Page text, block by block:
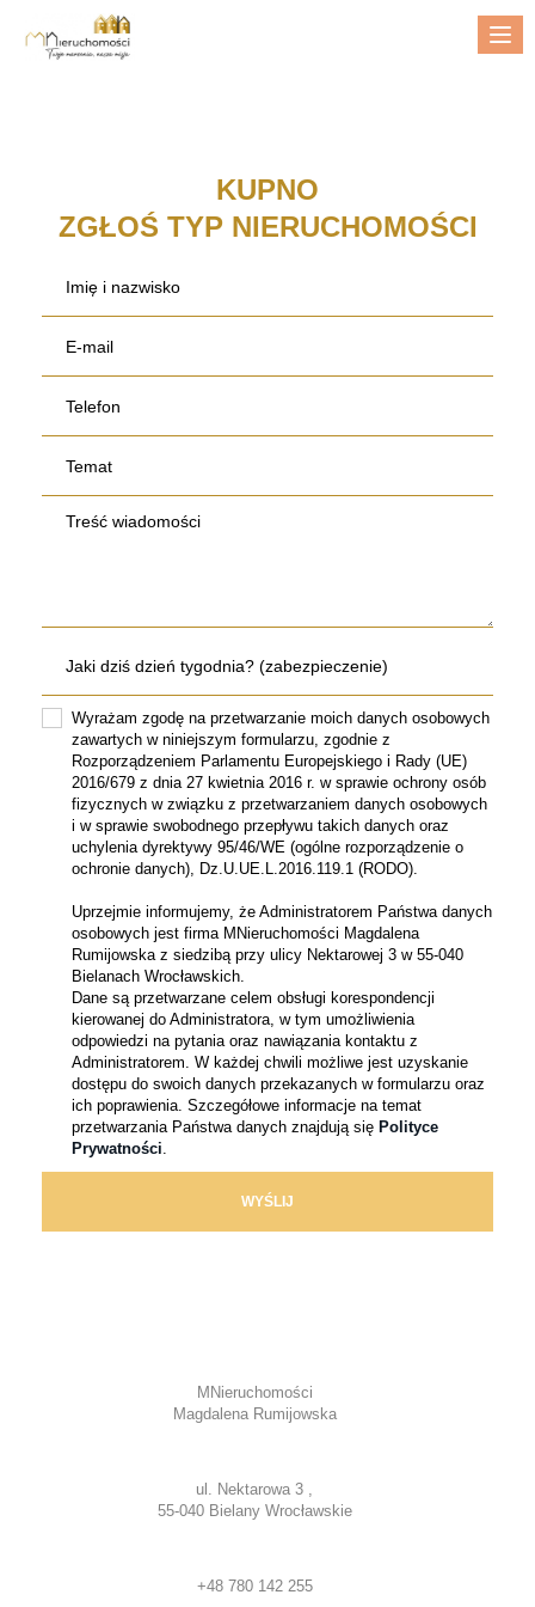
KUPNO
ZGŁOŚ TYP NIERUCHOMOŚCI
Wyrażam zgodę na przetwarzanie moich danych osobowych
zawartych w niniejszym formularzu, zgodnie z
Rozporządzeniem Parlamentu Europejskiego i Rady (UE)
2016/679 z dnia 27 kwietnia 2016 r. w sprawie ochrony osób
fizycznych w związku z przetwarzaniem danych osobowych
i w sprawie swobodnego przepływu takich danych oraz
uchylenia dyrektywy 95/46/WE (ogólne rozporządzenie o
ochronie danych), Dz.U.UE.L.2016.119.1 (RODO).
Uprzejmie informujemy, że Administratorem Państwa danych
osobowych jest firma MNieruchomości Magdalena
Rumijowska z siedzibą przy ulicy Nektarowej 3 w 55-040
Bielanach Wrocławskich.
Dane są przetwarzane celem obsługi korespondencji
kierowanej do Administratora, w tym umożliwienia
odpowiedzi na pytania oraz nawiązania kontaktu z
Administratorem. W każdej chwili możliwe jest uzyskanie
dostępu do swoich danych przekazanych w formularzu oraz
ich poprawienia. Szczegółowe informacje na temat
przetwarzania Państwa danych znajdują się Polityce
Prywatności.
MNieruchomości
Magdalena Rumijowska
ul. Nektarowa 3 ,
55-040 Bielany Wrocławskie
+48 780 142 255